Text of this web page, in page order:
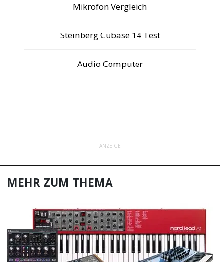
Mikrofon Vergleich
Steinberg Cubase 14 Test
Audio Computer
ANZEIGE
MEHR ZUM THEMA